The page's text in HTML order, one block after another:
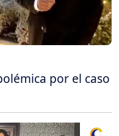
por el caso